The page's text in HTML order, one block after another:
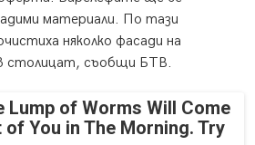
материали. По тази
няколко фасади на
столицат, съобщи БТВ.
Lump of Worms Will Come
of You in The Morning. Try